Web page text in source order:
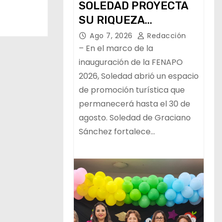
SOLEDAD PROYECTA
SU RIQUEZA
TURÍSTICA EN LA
FERIA NACIONAL
POTOSINA
Ago 7, 2026 Redacción
– En el marco de la
inauguración de la FENAPO
2026, Soledad abrió un espacio
de promoción turística que
permanecerá hasta el 30 de
agosto. Soledad de Graciano
Sánchez fortalece…